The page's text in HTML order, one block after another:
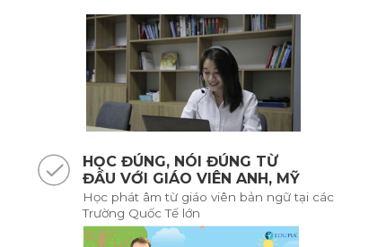
HỌC ĐÚNG, NÓI ĐÚNG TỪ
ĐẦU VỚI GIÁO VIÊN ANH, MỸ
Học phát âm từ giáo viên bản ngữ tại các
Trường Quốc Tế lớn